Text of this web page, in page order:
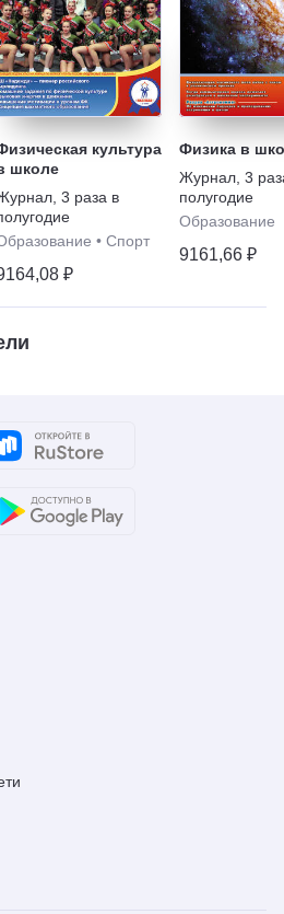
культура
школе
3 раза в
• Спорт
₽
Физика в
Журнал 3
полугодие
Образование
9161,66 ₽